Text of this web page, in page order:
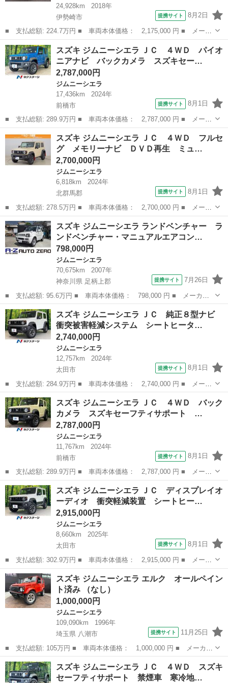
24,928km
2018年
伊勢崎市
提携サイト 8月2日
■ 支払総額: 224.7万円 ■ 車両本体価格： 2,175,000 円 ■ メーカ
ー名： スズキ ■ 車種名： ジムニーシエラ ■ グレード名： Ｊ
Ｌ ■ 排気量： 1500cc ■ ドア枚数： 3D ■ ミッション：...
群馬 伊勢崎市 ジムニーシエラ
スズキ ジムニーシエラ ＪＣ ４ＷＤ パイオ
ニアナビ バックカメラ スズキセー…
2,787,000円
ジムニーシエラ
17,436km
2024年
前橋市
提携サイト 8月1日
■ 支払総額: 289.9万円 ■ 車両本体価格： 2,787,000 円 ■ メーカ
ー名： スズキ ■ 車種名： ジムニーシエラ ■ グレード名： Ｊ
Ｃ ４ＷＤ パイオニアナビ バックカメラ スズキセーフティサポ
ート ２...
群馬 前橋市 ジムニーシエラ
スズキ ジムニーシエラ ＪＣ ４ＷＤ フルセ
グ メモリーナビ ＤＶＤ再生 ミュ…
2,700,000円
ジムニーシエラ
6,818km
2024年
北群馬郡
提携サイト 8月1日
■ 支払総額: 278.5万円 ■ 車両本体価格： 2,700,000 円 ■ メーカ
ー名： スズキ ■ 車種名： ジムニーシエラ ■ グレード名： Ｊ
Ｃ ４ＷＤ フルセグ メモリーナビ ＤＶＤ再生 ミュージックプ
レイヤー...
群馬 北群馬郡 ジムニーシエラ
スズキ ジムニーシエラ ランドベンチャー ラ
ンドベンチャー・マニュアルエアコン…
798,000円
ジムニーシエラ
70,675km
2007年
神奈川県 足柄上郡
提携サイト 7月26日
■ 支払総額: 95.6万円 ■ 車両本体価格： 798,000 円 ■ メーカー
名： スズキ ■ 車種名： ジムニーシエラ ■ グレード名： ラン
ドベンチャー ランドベンチャー・マニュアルエアコン・ＥＴＣ・フ
ォグランプ・...
神奈川 足柄上郡 ジムニーシエラ
スズキ ジムニーシエラ ＪＣ 純正８型ナビ
衝突被害軽減システム シートヒータ…
2,740,000円
ジムニーシエラ
12,757km
2024年
太田市
提携サイト 8月1日
■ 支払総額: 284.9万円 ■ 車両本体価格： 2,740,000 円 ■ メーカ
ー名： スズキ ■ 車種名： ジムニーシエラ ■ グレード名： Ｊ
Ｃ 純正８型ナビ 衝突被害軽減システム シートヒーター クルー
ズコント...
群馬 太田市 ジムニーシエラ
スズキ ジムニーシエラ ＪＣ ４ＷＤ バック
カメラ スズキセーフティサポート …
2,787,000円
ジムニーシエラ
11,767km
2024年
前橋市
提携サイト 8月1日
■ 支払総額: 289.9万円 ■ 車両本体価格： 2,787,000 円 ■ メーカ
ー名： スズキ ■ 車種名： ジムニーシエラ ■ グレード名： Ｊ
Ｃ ４ＷＤ バックカメラ スズキセーフティサポート 禁煙車 寒
冷地仕様...
群馬 前橋市 ジムニーシエラ
スズキ ジムニーシエラ ＪＣ ディスプレイオ
ーディオ 衝突軽減装置 シートヒー…
2,915,000円
ジムニーシエラ
8,660km
2025年
太田市
提携サイト 8月1日
■ 支払総額: 302.9万円 ■ 車両本体価格： 2,915,000 円 ■ メーカ
ー名： スズキ ■ 車種名： ジムニーシエラ ■ グレード名： Ｊ
Ｃ ディスプレイオーディオ 衝突軽減装置 シートヒーター リア
パーキン...
群馬 太田市 ジムニーシエラ
スズキ ジムニーシエラ エルク オールペイン
ト済み （なし）
1,000,000円
ジムニーシエラ
109,090km
1996年
埼玉県 八潮市
提携サイト 11月25日
■ 支払総額: 105万円 ■ 車両本体価格： 1,000,000 円 ■ メーカー
名： スズキ ■ 車種名： ジムニーシエラ ■ グレード名： エル
ク オールペイント済み ■ 排気量： 1300cc ■ ドア枚数： 3D...
埼玉 八潮市 ジムニーシエラ
スズキ ジムニーシエラ ＪＣ ４ＷＤ スズキ
セーフティサポート 禁煙車 寒冷地…